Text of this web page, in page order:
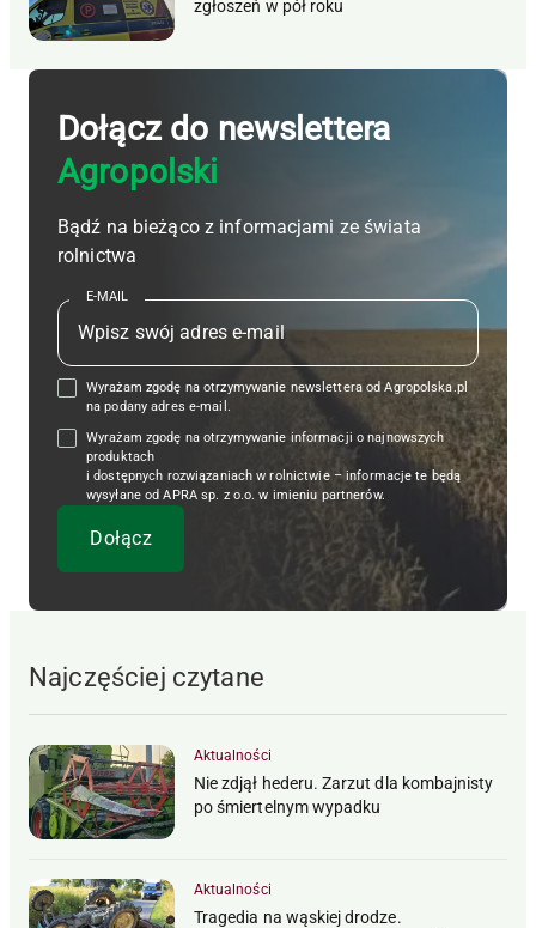
zgłoszeń w pół roku
Dołącz do newslettera
Agropolski
Bądź na bieżąco z informacjami ze świata
rolnictwa
E-MAIL
Wyrażam zgodę na otrzymywanie newslettera od Agropolska.pl
na podany adres e-mail.
Wyrażam zgodę na otrzymywanie informacji o najnowszych
produktach
i dostępnych rozwiązaniach w rolnictwie – informacje te będą
wysyłane od APRA sp. z o.o. w imieniu partnerów.
Najczęściej czytane
Aktualności
Nie zdjął hederu. Zarzut dla kombajnisty
po śmiertelnym wypadku
Aktualności
Tragedia na wąskiej drodze.